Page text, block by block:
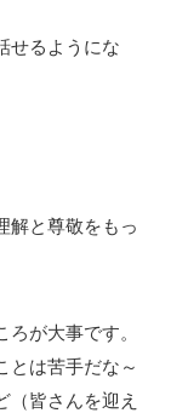
せるようにな
解と尊敬をもっ
が大事です。
とは苦手だな～
（皆さんを迎え